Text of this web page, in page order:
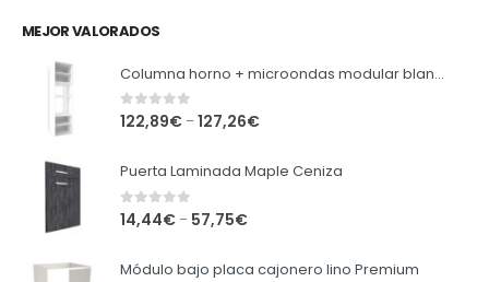
MEJOR VALORADOS
Columna horno + microondas modular blanca
0out of 5
122,89€ –127,26€
Puerta Laminada Maple Ceniza
0 out of 5
14,44€ – 57,75€
Módulo bajo placa cajonero lino Premium